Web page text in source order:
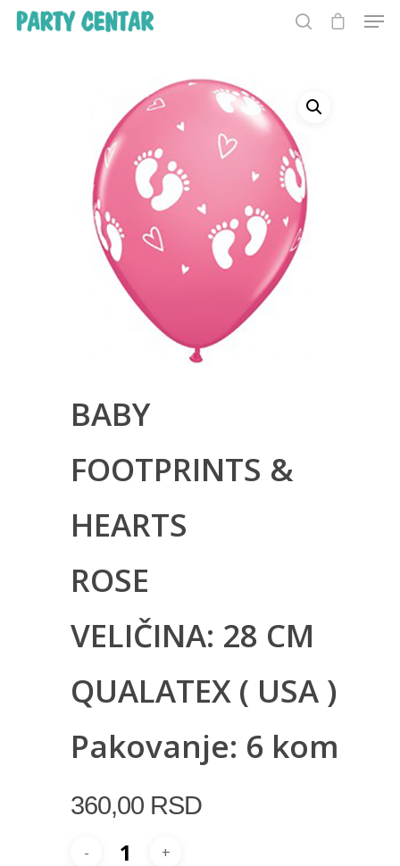
Hit enter to search or ESC to close
BABY
FOOTPRINTS &
HEARTS
ROSE
VELIČINA: 28 CM
QUALATEX ( USA )
Pakovanje: 6 kom
360,00 RSD